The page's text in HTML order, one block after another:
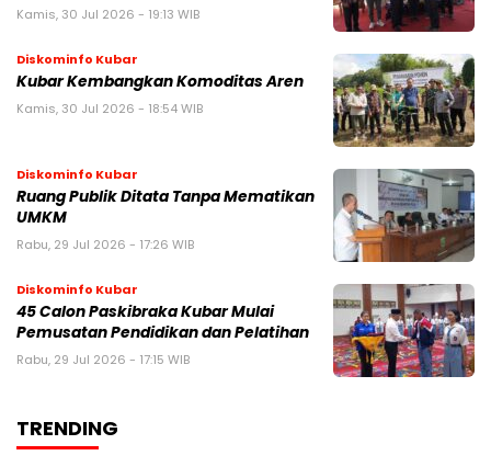
Kamis, 30 Jul 2026 - 19:13 WIB
Diskominfo Kubar
Kubar Kembangkan Komoditas Aren
Kamis, 30 Jul 2026 - 18:54 WIB
Diskominfo Kubar
Ruang Publik Ditata Tanpa Mematikan
UMKM
Rabu, 29 Jul 2026 - 17:26 WIB
Diskominfo Kubar
45 Calon Paskibraka Kubar Mulai
Pemusatan Pendidikan dan Pelatihan
Rabu, 29 Jul 2026 - 17:15 WIB
TRENDING